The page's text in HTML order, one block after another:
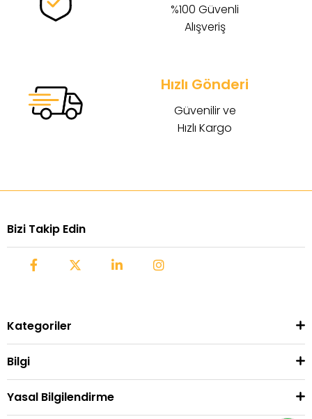
%100 Güvenli
Alışveriş
Hızlı Gönderi
Güvenilir ve
Hızlı Kargo
Bizi Takip Edin
Kategoriler
Bilgi
Yasal Bilgilendirme